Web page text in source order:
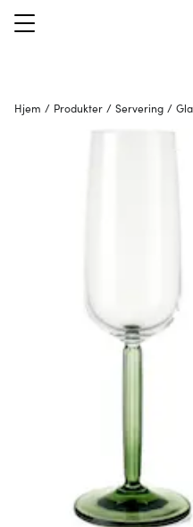
Hjem / Produkter / Servering /